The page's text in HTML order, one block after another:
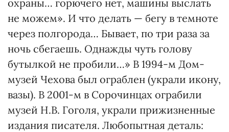
охраны… горючего нет, машины выслать
не можем». И что делать — бегу в темноте
через полгорода… Бывает, по три раза за
ночь сбегаешь. Однажды чуть голову
бутылкой не пробили…» В 1994-м Дом-
музей Чехова был ограблен (украли икону,
вазы). В 2001-м в Сорочинцах ограбили
музей Н.В. Гоголя, украли прижизненные
издания писателя. Любопытная деталь: